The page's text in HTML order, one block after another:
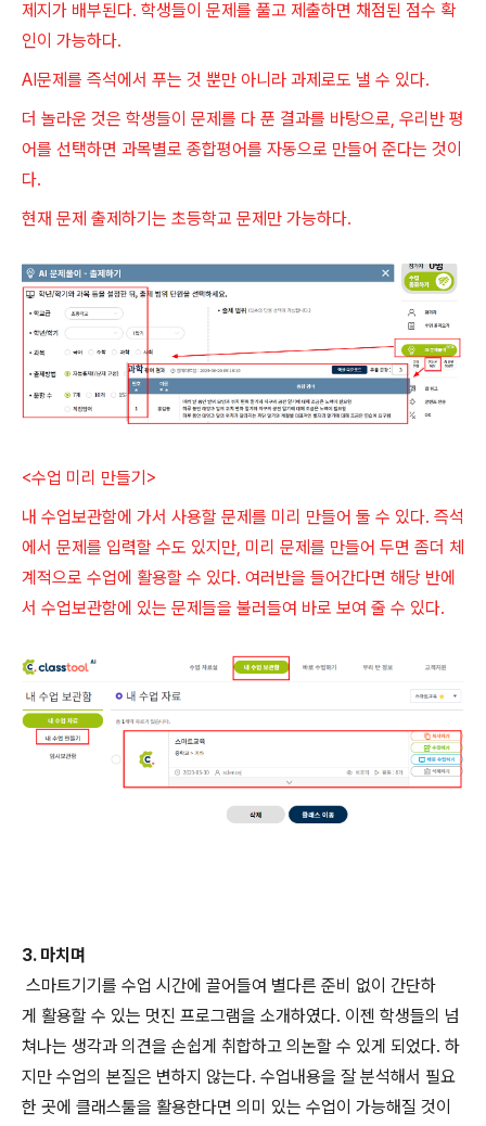
제지가 배부된다. 학생들이 문제를 풀고 제출하면 채점된 점수 확
인이 가능하다.
AI문제를 즉석에서 푸는 것 뿐만 아니라 과제로도 낼 수 있다.
더 놀라운 것은 학생들이 문제를 다 푼 결과를 바탕으로, 우리반 평
어를 선택하면 과목별로 종합평어를 자동으로 만들어 준다는 것이
다.
현재 문제 출제하기는 초등학교 문제만 가능하다.
<수업 미리 만들기>
내 수업보관함에 가서 사용할 문제를 미리 만들어 둘 수 있다. 즉석
에서 문제를 입력할 수도 있지만, 미리 문제를 만들어 두면 좀더 체
계적으로 수업에 활용할 수 있다. 여러반을 들어간다면 해당 반에
서 수업보관함에 있는 문제들을 불러들여 바로 보여 줄 수 있다.
3. 마치며
스마트기기를 수업 시간에 끌어들여 별다른 준비 없이 간단하
게 활용할 수 있는 멋진 프로그램을 소개하였다. 이젠 학생들의 넘
쳐나는 생각과 의견을 손쉽게 취합하고 의논할 수 있게 되었다. 하
지만 수업의 본질은 변하지 않는다. 수업내용을 잘 분석해서 필요
한 곳에 클래스툴을 활용한다면 의미 있는 수업이 가능해질 것이